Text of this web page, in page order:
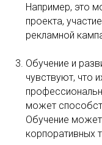
Например, это
проекта,
рекламной
Обучение и
чувствуют, что
может
Обучение
корпоративных